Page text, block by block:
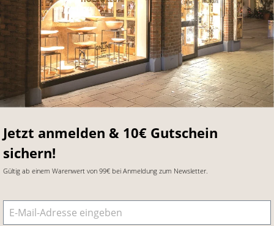
Jetzt anmelden & 10€ Gutschein
sichern!
Gültig ab einem Warenwert von 99€ bei Anmeldung zum Newsletter.
E-Mail-Adresse